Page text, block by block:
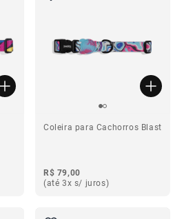
Coleira para Cachorros Blast
R$ 79,00
(até 3x s/ juros)